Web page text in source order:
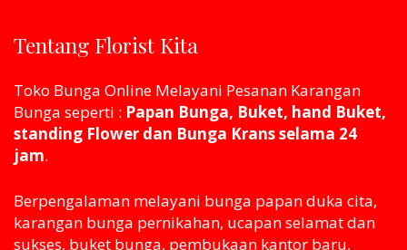
Tentang Florist Kita
Toko Bunga Online Melayani Pesanan Karangan
Bunga seperti : Papan Bunga, Buket, hand Buket,
standing Flower dan Bunga Krans selama 24
jam.
Berpengalaman melayani bunga papan duka cita,
karangan bunga pernikahan, ucapan selamat dan
sukses, buket bunga, pembukaan kantor baru,